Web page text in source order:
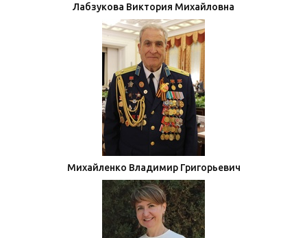
Лабзукова Виктория Михайловна
Михайленко Владимир Григорьевич